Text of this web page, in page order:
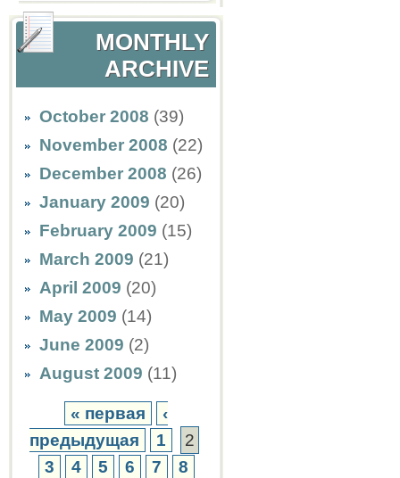
MONTHLY
ARCHIVE
October 2008 (39)
November 2008 (22)
December 2008 (26)
January 2009 (20)
February 2009 (15)
March 2009 (21)
April 2009 (20)
May 2009 (14)
June 2009 (2)
August 2009 (11)
« первая
‹
предыдущая
1
2
3
4 5 6 7
8